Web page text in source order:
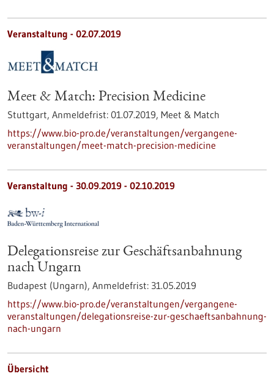
Veranstaltung - 02.07.2019
Meet & Match: Precision Medicine
Stuttgart, Anmeldefrist: 01.07.2019, Meet & Match
https://www.bio-pro.de/veranstaltungen/vergangene-
veranstaltungen/meet-match-precision-medicine
Veranstaltung - 30.09.2019 - 02.10.2019
Delegationsreise zur Geschäftsanbahnung
nach Ungarn
Budapest (Ungarn), Anmeldefrist: 31.05.2019
https://www.bio-pro.de/veranstaltungen/vergangene-
veranstaltungen/delegationsreise-zur-geschaeftsanbahnung-
nach-ungarn
Übersicht